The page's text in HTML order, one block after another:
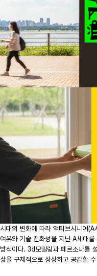
시대의 변화에 따라 액티브시니어
여유와 기술 친화성을 지닌 A세대
방식이다. 3d모델링과 페르소나를
삶을 구체적으로 상상하고 공감할